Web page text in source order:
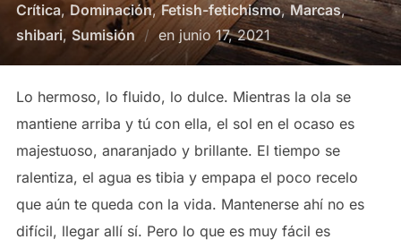
Crítica, Dominación,Fetish-fetichismo,Marcas,
shibari, Sumisión en Publicado
el
junio 17, 2021
Lo hermoso, lo fluido, lo dulce. Mientras la ola se
mantiene arriba y tú con ella, el sol en el ocaso es
majestuoso, anaranjado y brillante. El tiempo se
ralentiza, el agua es tibia y empapa el poco recelo
que aún te queda con la vida. Mantenerse ahí no es
difícil, llegar allí sí. Pero lo que es muy fácil es